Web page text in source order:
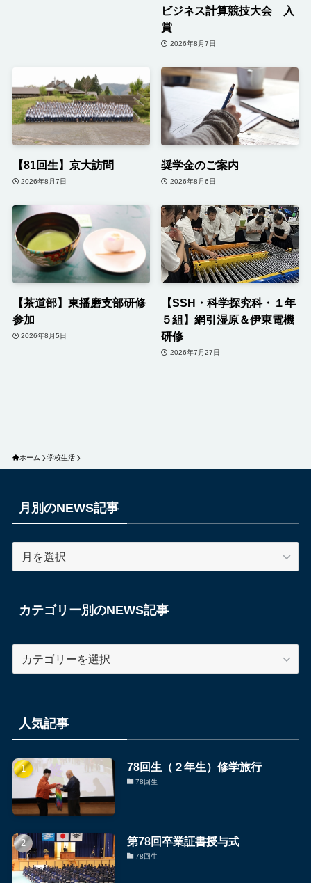
ビジネス計算競技大会 入
賞
2026年8月7日
【81回生】京大訪問
2026年8月7日
奨学金のご案内
2026年8月6日
【茶道部】東播磨支部研修
参加
2026年8月5日
【SSH・科学探究科・１年
５組】網引湿原＆伊東電機
研修
2026年7月27日
ホーム 学校生活
月別のNEWS記事
別
NEWS
記
カテゴリー別のNEWS記事
テ
別
の
NEWS
事
人気記事
78回生（２年生）修学旅行
78回生
第78回卒業証書授与式
78回生